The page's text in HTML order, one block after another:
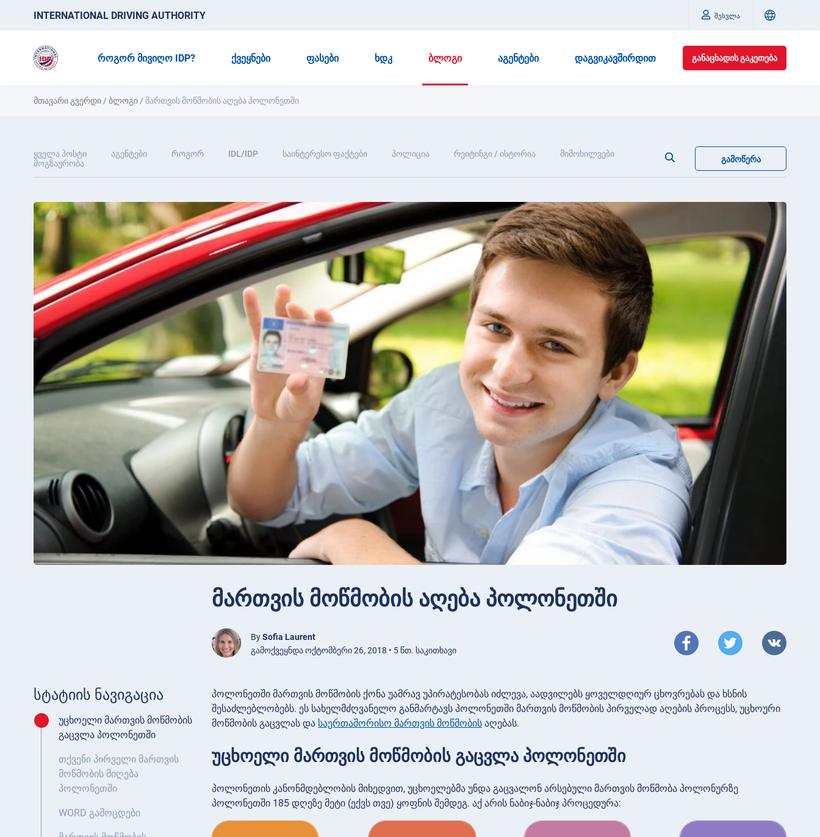
INTERNATIONAL DRIVING AUTHORITY შესვლა
ᲠᲝᲒᲝᲠ ᲛᲘᲕᲘᲦᲝ IDP? ᲥᲕᲔᲧᲜᲔᲑᲘ ᲤᲐᲡᲔᲑᲘ ᲮᲓᲙ ᲑᲚᲝᲒᲘ ᲐᲒᲔᲜᲢᲔᲑᲘ ᲓᲐᲒᲕᲘᲙᲐᲕᲨᲘᲠᲓᲘᲗ ᲒᲐᲜᲐᲪᲮᲐᲓᲘᲡ ᲒᲐᲙᲔᲗᲔᲑᲐ
მთავარი გვერდი /ბლოგი /მართვის მოწმობის აღება პოლონეთში
ყველა პოსტი აგენტები Როგორ IDL/IDP საინტერესო ფაქტები პოლიცია რეიტინგი / ისტორია
მიმოხილვები
მოგზაურობა
ᲒᲐᲛᲝᲬᲔᲠᲐ
მართვის მოწმობის აღება პოლონეთში
BySofia Laurent
გამოქვეყნდა ოქტომბერი 26, 2018 • 5 წთ. საკითხავი
სტატიის ნავიგაცია
უცხოელი მართვის მოწმობის
გაცვლა პოლონეთში
თქვენი პირველი მართვის
მოწმობის მიღება
პოლონეთში
WORD გამოცდები
პოლონეთში მართვის მოწმობის ქონა უამრავ უპირატესობას იძლევა, აადვილებს ყოველდღიურ ცხოვრებას და ხსნის
შესაძლებლობებს. ეს სახელმძღვანელო განმარტავს პოლონეთში მართვის მოწმობის პირველად აღების პროცესს, უცხოური
მოწმობის გაცვლას და საერთაშორისო მართვის მოწმობის აღებას.
უცხოელი მართვის მოწმობის გაცვლა პოლონეთში
პოლონეთის კანონმდებლობის მიხედვით, უცხოელებმა უნდა გაცვალონ არსებული მართვის მოწმობა პოლონურზე
პოლონეთში 185 დღეზე მეტი (ექვს თვე) ყოფნის შემდეგ. აქ არის ნაბიჯ-ნაბიჯ პროცედურა: